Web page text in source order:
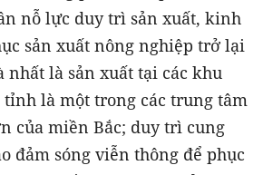
nỗ lực duy trì sản xuất, kinh
sản xuất nông nghiệp trở lại
nhất là sản xuất tại các khu
là một trong các trung tâm
của miền Bắc; duy trì cung
đảm sóng viễn thông để phục